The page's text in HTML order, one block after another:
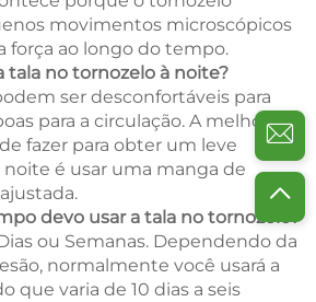
movimentos microscópicos
força ao longo do tempo.
tala no tornozelo à noite?
ser desconfortáveis para
para a circulação. A melhor
fazer para obter um leve
é usar uma manga de
devo usar a tala no tornozelo?
ou Semanas. Dependendo da
normalmente você usará a
que varia de 10 dias a seis